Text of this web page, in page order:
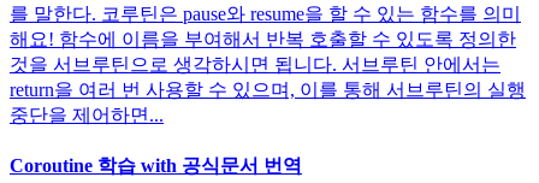
를 말한다. 코루틴은 pause와 resume을 할 수 있는 함수를 의미
해요! 함수에 이름을 부여해서 반복 호출할 수 있도록 정의한
것을 서브루틴으로 생각하시면 됩니다. 서브루틴 안에서는
return을 여러 번 사용할 수 있으며, 이를 통해 서브루틴의 실행
중단을 제어하면...
Coroutine 학습 with 공식문서 번역